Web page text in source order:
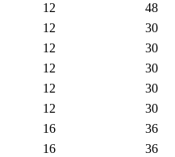
12
48
12
30
12
30
12
30
12
30
12
30
16
36
16
36